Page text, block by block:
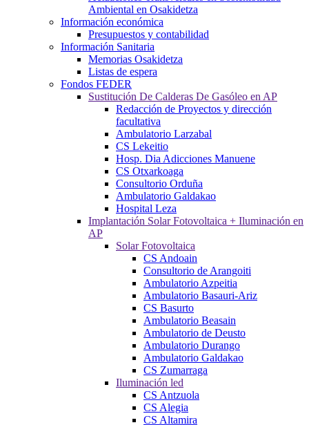
Ambiental en Osakidetza
Información económica
Presupuestos y contabilidad
Información Sanitaria
Memorias Osakidetza
Listas de espera
Fondos FEDER
Sustitución De Calderas De Gasóleo en AP
Redacción de Proyectos y dirección
facultativa
Ambulatorio Larzabal
CS Lekeitio
Hosp. Dia Adicciones Manuene
CS Otxarkoaga
Consultorio Orduña
Ambulatorio Galdakao
Hospital Leza
Implantación Solar Fotovoltaica + Iluminación en
AP
Solar Fotovoltaica
CS Andoain
Consultorio de Arangoiti
Ambulatorio Azpeitia
Ambulatorio Basauri-Ariz
CS Basurto
Ambulatorio Beasain
Ambulatorio de Deusto
Ambulatorio Durango
Ambulatorio Galdakao
CS Zumarraga
Iluminación led
CS Antzuola
CS Alegia
CS Altamira